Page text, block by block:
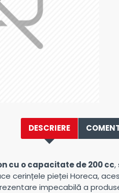
DESCRIERE
cu o capacitate de 200 cc,
cerințele pieței Horeca,
impecabilă a